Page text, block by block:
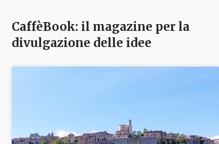
CaffèBook: il magazine per la
divulgazione delle idee